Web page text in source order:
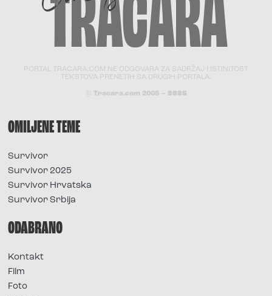
PORTAL TRACARA.COM NE ODGOVARA ZA SADRŽAJ I ISTINITOST
TEKSTOVA PRENETIH SA DRUGIH PORTALA.
© Tracara.com 2008 – 2026
OMILJENE TEME
Survivor
Survivor 2025
Survivor Hrvatska
Survivor Srbija
ODABRANO
Kontakt
Film
Foto